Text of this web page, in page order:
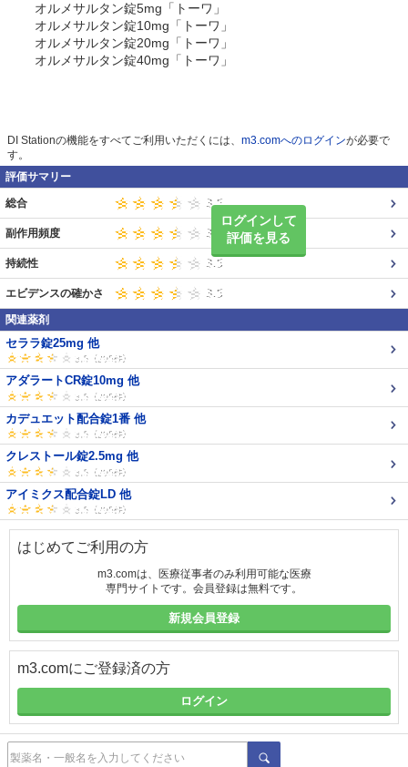
オルメサルタン錠5mg「トーワ」
オルメサルタン錠10mg「トーワ」
オルメサルタン錠20mg「トーワ」
オルメサルタン錠40mg「トーワ」
DI Stationの機能をすべてご利用いただくには、 m3.comへのログインが必要で
す。
評価サマリー
ログインして
評価を見る
総合
副作用頻度
持続性
エビデンスの確かさ
関連薬剤
セララ錠25mg 他
アダラートCR錠10mg 他
カデュエット配合錠1番 他
クレストール錠2.5mg 他
アイミクス配合錠LD 他
はじめてご利用の方
m3.comは、医療従事者のみ利用可能な医療
専門サイトです。会員登録は無料です。
新規会員登録
m3.comにご登録済の方
ログイン